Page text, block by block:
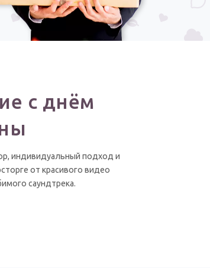
с днём
индивидуальный подход и
от красивого видео
саундтрека.